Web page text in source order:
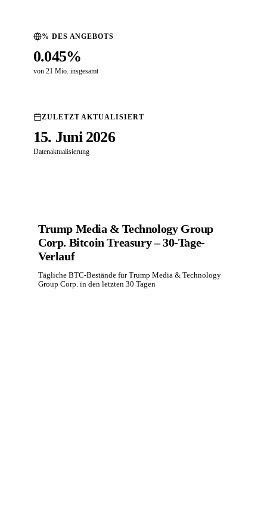
% DES ANGEBOTS
0.045%
von 21 Mio. insgesamt
ZULETZT AKTUALISIERT
15. Juni 2026
Datenaktualisierung
Trump Media & Technology Group
Corp. Bitcoin Treasury – 30-Tage-
Verlauf
Tägliche BTC-Bestände für Trump Media & Technology
Group Corp. in den letzten 30 Tagen